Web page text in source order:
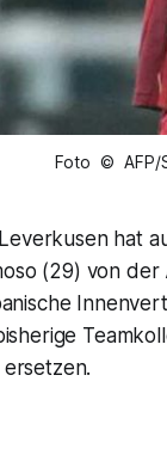
Foto © AFP/
hat
(29) von der